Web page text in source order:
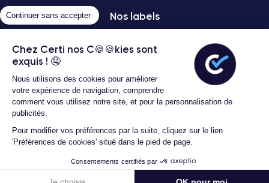
Continuer sans accepter
Chez Certi nos C🍪🍪kies sont
exquis ! 🤤
Nous utilisons des cookies pour améliorer
votre expérience de navigation, comprendre
comment vous utilisez notre site, et pour la personnalisation de
publicités.
Pour modifier vos préférences par la suite, cliquez sur le lien
'Préférences de cookies' situé dans le pied de page.
Consentements certifiés par
-5% avec l'avantage FREE
Ajouter au panier
Nos labels
réservés